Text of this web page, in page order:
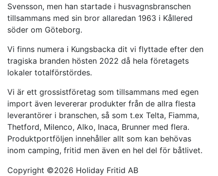
Svensson, men han startade i husvagnsbranschen
tillsammans med sin bror allaredan 1963 i Kållered
söder om Göteborg.
Vi finns numera i Kungsbacka dit vi flyttade efter den
tragiska branden hösten 2022 då hela företagets
lokaler totalförstördes.
Vi är ett grossistföretag som tillsammans med egen
import även levererar produkter från de allra flesta
leverantörer i branschen, så som t.ex Telta, Fiamma,
Thetford, Milenco, Alko, Inaca, Brunner med flera.
Produktportföljen innehåller allt som kan behövas
inom camping, fritid men även en hel del för båtlivet.
Copyright ©2026 Holiday Fritid AB